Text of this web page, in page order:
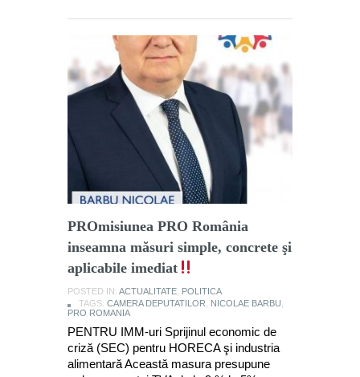
PROmisiunea PRO România
inseamna măsuri simple, concrete şi
aplicabile imediat
POSTED IN: ACTUALITATE
POLITICA
TAGS: CAMERA DEPUTATILOR NICOLAE BARBU
PRO ROMANIA
PENTRU IMM-uri Sprijinul economic de
criză (SEC) pentru HORECA şi industria
alimentară Această masura presupune